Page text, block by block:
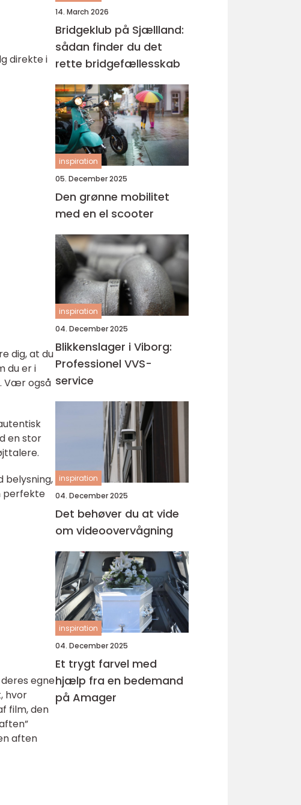
direkte i
dig, at du
du er i
Vær også
en stor
belysning,
perfekte
egne
hvor
film, den
aften
14. March 2026
Bridgeklub på Sjællland:
sådan finder du det
rette bridgefællesskab
inspiration
05. December 2025
Den grønne mobilitet
med en el scooter
inspiration
04. December 2025
Blikkenslager i Viborg:
Professionel VVS-
service
inspiration
04. December 2025
Det behøver du at vide
om videoovervågning
inspiration
04. December 2025
Et trygt farvel med
hjælp fra en bedemand
på Amager